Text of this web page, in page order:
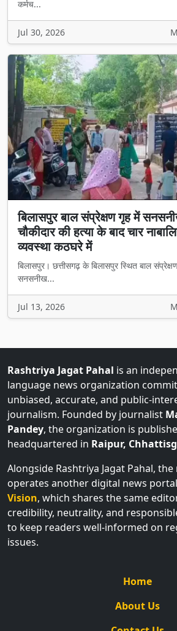
कर्मच...
Jul 30, 2026
बिलासपुर बाल संप्रेक्षण गृह में
चौकीदार की हत्या के बाद चार
व्यवस्था कठघरे में
बिलासपुर। छत्तीसगढ़ के बिलासपुर स्थित बाल
सनसनीख...
Jul 13, 2026
Rashtriya Jagat Pahal is an
language news organization
unbiased, accurate, and public-
journalism. Founded by journalist
Pandey, the organization is
headquartered in Raipur,
Alongside Rashtriya Jagat Pahal,
operates another digital news
Vision, which shares the same
credibility, neutrality, and
to keep readers well-informed on
issues.
Home
About Us